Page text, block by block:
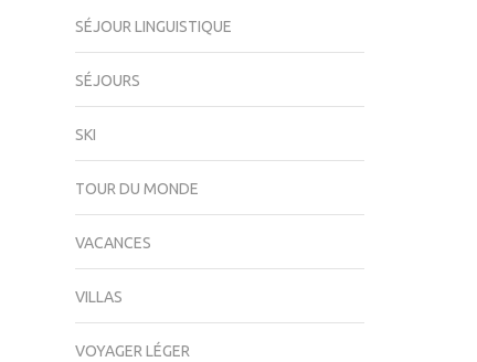
SÉJOUR LINGUISTIQUE
SÉJOURS
SKI
TOUR DU MONDE
VACANCES
VILLAS
VOYAGER LÉGER